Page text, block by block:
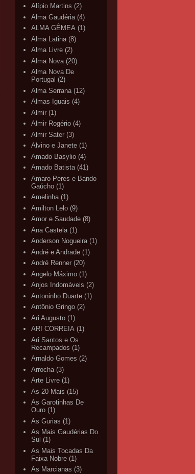
Alípio Martins (2)
Alma Gaudéria (4)
ALMA GÊMEA (1)
Alma Latina (8)
Alma Livre (2)
Alma Nova (20)
Alma Nova De
Portugal (2)
Alma Serrana (12)
Almas Iguais (4)
Almir (1)
Almir Rogério (4)
Almir Sater (3)
Alvino e Janete (1)
Amado Basylio (4)
Amado Batista (41)
Amaro Peres e Bando
Gaúcho (1)
Amelinha (1)
Amilton Lelo (9)
Amor e Saudade (8)
Ana Castela (1)
Anderson Nogueira (1)
André e Andrade (1)
André Renner (20)
Angelo Máximo (1)
Anjos Indomáveis (2)
Antoninho Duarte (1)
Antônio Gringo (2)
Ari Augusto (1)
ARI CORREIA (1)
Ari Santos e Os
Recampados (1)
Arnaldo Gomes (2)
Arrocha (3)
Arte Livre (1)
As 20 Mais (15)
As Garotinhas De
Ouro (1)
As Gurias (1)
As Mais Gaudérias Do
Sul (1)
As Mais Tocadas Da
Faixa Nobre (1)
As Marcianas (3)